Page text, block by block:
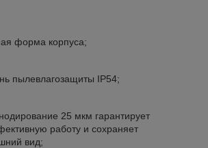
форма корпуса;
пылевлагозащиты IP54;
25 мкм гарантирует
работу и сохраняет
вид;